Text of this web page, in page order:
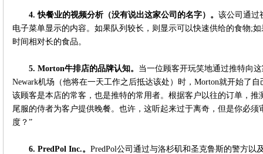
4. 快餐业的视频分析（没有说出这家公司的名字）。 该公司通过
电子菜单显示的内容。如果队列较长，则显示可以快速供给的食物;
时间相对长的食品。
5. Morton牛排店的品牌认知。 当一位顾客开玩笑地通过推特向
Newark机场（他将在一天工作之后抵达该处）时，Morton就开始了
该顾客是本店的常客，也是推特的常用者。根据客户以往的订单，
尾服的侍者为客户提供晚餐。也许，这听起来过于离奇，但是你必须
度？”
6. PredPol Inc.。 PredPol公司通过与洛杉矶和圣克鲁斯的警方以